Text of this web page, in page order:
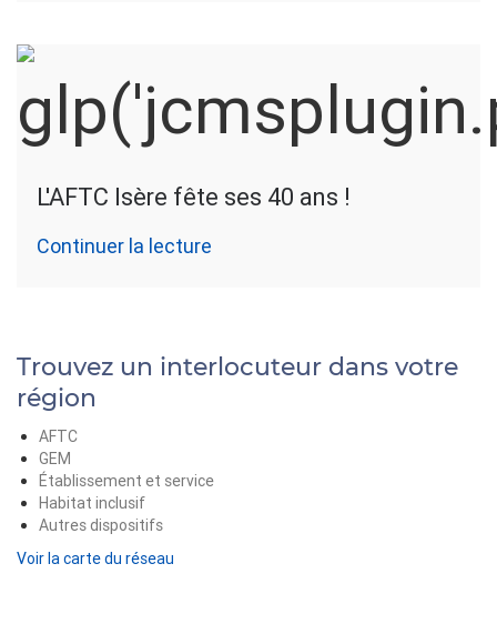
L'AFTC Isère fête ses 40 ans !
Continuer la lecture
Trouvez un interlocuteur dans votre
région
AFTC
GEM
Établissement et service
Habitat inclusif
Autres dispositifs
Voir la carte du réseau